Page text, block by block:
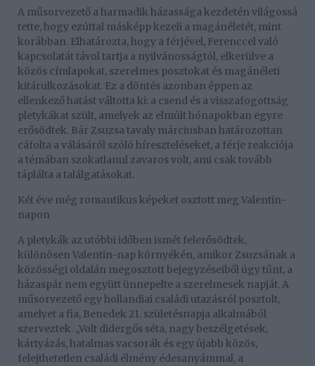
A műsorvezető a harmadik házassága kezdetén világossá
tette, hogy ezúttal másképp kezeli a magánéletét, mint
korábban. Elhatározta, hogy a férjével, Ferenccel való
kapcsolatát távol tartja a nyilvánosságtól, elkerülve a
közös címlapokat, szerelmes posztokat és magánéleti
kitárulkozásokat. Ez a döntés azonban éppen az
ellenkező hatást váltotta ki: a csend és a visszafogottság
pletykákat szült, amelyek az elmúlt hónapokban egyre
erősödtek. Bár Zsuzsa tavaly márciusban határozottan
cáfolta a válásáról szóló híreszteléseket, a férje reakciója
a témában szokatlanul zavaros volt, ami csak tovább
táplálta a találgatásokat.
Két éve még romantikus képeket osztott meg Valentin-
napon
A pletykák az utóbbi időben ismét felerősödtek,
különösen Valentin-nap környékén, amikor Zsuzsának a
közösségi oldalán megosztott bejegyzéseiből úgy tűnt, a
házaspár nem együtt ünnepelte a szerelmesek napját. A
műsorvezető egy hollandiai családi utazásról posztolt,
amelyet a fia, Benedek 21. születésnapja alkalmából
szerveztek. „Volt didergős séta, nagy beszélgetések,
kártyázás, hatalmas vacsorák és egy újabb közös,
felejthetetlen családi élmény édesanyámmal, a